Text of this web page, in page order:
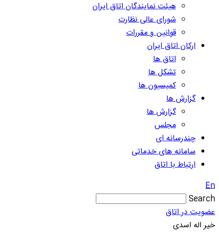
هیئت نمایندگان اتاق ایران
شورای عالی نظارت
قوانین و مقررات
ارکان اتاق ایران
اتاق ها
تشکل ها
کمیسیون ها
گزارش ها
گزارش ها
مجلس
چندرسانه ای
سامانه های خدماتی
ارتباط با اتاق
En
Search
عضویت در اتاق
خیر اله اسدی